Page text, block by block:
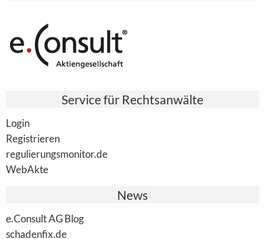
Service für Rechtsanwälte
Login
Registrieren
regulierungsmonitor.de
WebAkte
News
e.Consult AG Blog
schadenfix.de